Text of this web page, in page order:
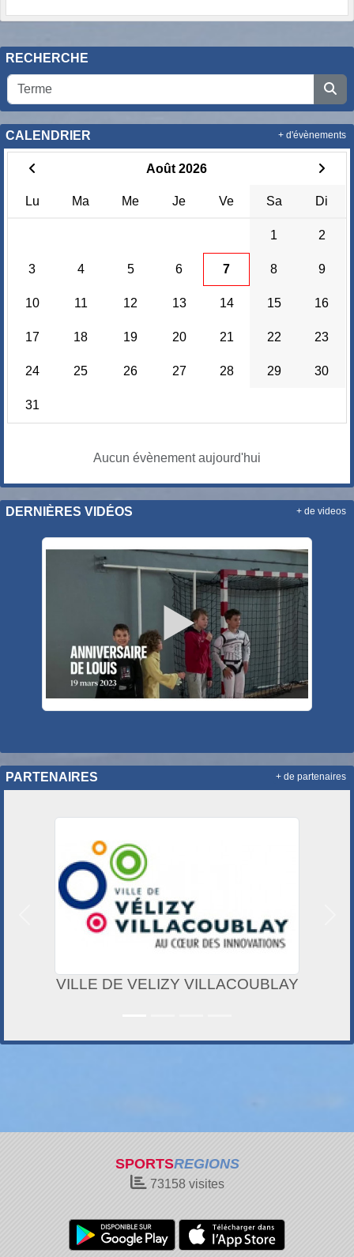
RECHERCHE
CALENDRIER
Août 2026
Lu Ma Me Je Ve Sa Di
1 2
3 4 5 6 7 8 9
10 11 12 13 14 15 16
17 18 19 20 21 22 23
24 25 26 27 28 29 30
31
Aucun évènement aujourd'hui
+ d'évènements
DERNIÈRES VIDÉOS + de videos
PARTENAIRES
VILLE DE VELIZY VILLACOUBLAY
+ de partenaires
SPORTSREGIONS
73158visites